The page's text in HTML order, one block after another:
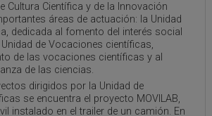
Cultura Científica y de la Innovación
áreas de actuación: la Unidad
dedicada al fomento del interés social
de Vocaciones científicas,
de las vocaciones científicas y al
de las ciencias.
dirigidos por la Unidad de
se encuentra el proyecto MOVILAB,
instalado en el trailer de un camión. En